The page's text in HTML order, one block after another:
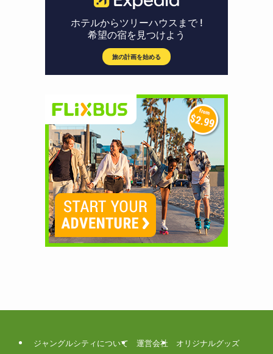
ジャングルシティについて 運営会社 オリジナルグッズ